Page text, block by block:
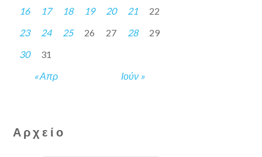
« Απρ Ιούν »
16
17 18 19 20 21
22
23
24 25 26 27 28
29
30
31
Αρχείο